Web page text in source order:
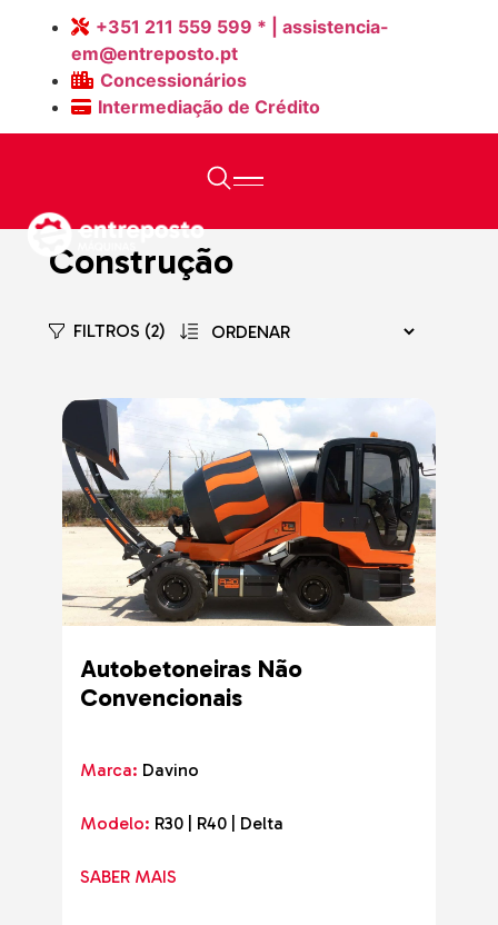
+351 211 559 599 * | assistencia-
em@entreposto.pt
Concessionários
Intermediação de Crédito
Construção
FILTROS (2)
Autobetoneiras Não
Convencionais
Marca: Davino
Modelo: R30 | R40 | Delta
SABER MAIS